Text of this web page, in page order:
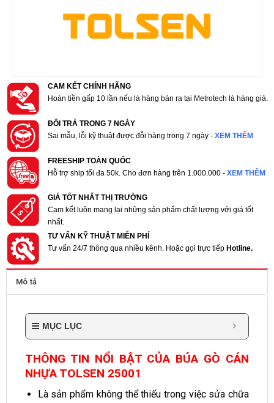
CAM KẾT CHÍNH HÃNG
Hoàn tiền gấp 10 lần nếu là hàng bán ra tại Metrotech là hàng giả.
ĐỔI TRẢ TRONG 7 NGÀY
Sai mẫu, lỗi kỹ thuật được đỗi hàng trong 7 ngày - XEM THÊM
FREESHIP TOÀN QUỐC
Hỗ trợ ship tối đa 50k. Cho đơn hàng trên 1.000.000 - XEM THÊM
GIÁ TỐT NHẤT THỊ TRƯỜNG
Cam kết luôn mang lại những sản phẩm chất lượng với giá tốt
nhất.
TƯ VẤN KỸ THUẬT MIỄN PHÍ
Tư vấn 24/7 thông qua nhiều kênh. Hoặc gọi trực tiếp Hotline.
Mô tả
MỤC LỤC
THÔNG TIN NỔI BẬT CỦA BÚA GÒ CÁN
NHỰA TOLSEN 25001
Là sản phẩm không thể thiếu trong việc sửa chữa